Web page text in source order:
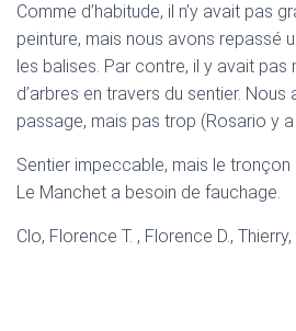
Comme d’habitude, il n’y avait pas
peinture, mais nous avons repassé
les balises. Par contre, il y avait pas
d’arbres en travers du sentier. Nous
passage, mais pas trop (Rosario y a
Sentier impeccable, mais le
Le Manchet a besoin de fauchage.
Clo, Florence T. , Florence D.,